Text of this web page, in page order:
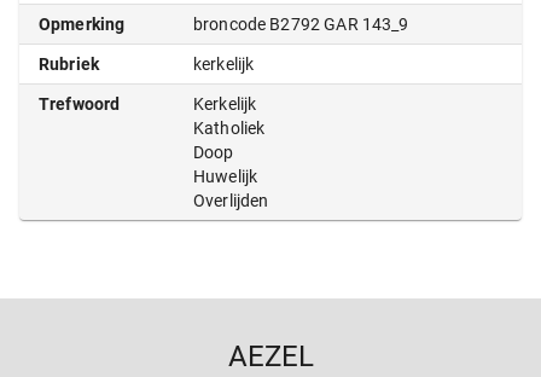
Opmerking broncode B2792 GAR 143_9
Rubriek kerkelijk
Trefwoord
Kerkelijk
Katholiek
Doop
Huwelijk
Overlijden
AEZEL